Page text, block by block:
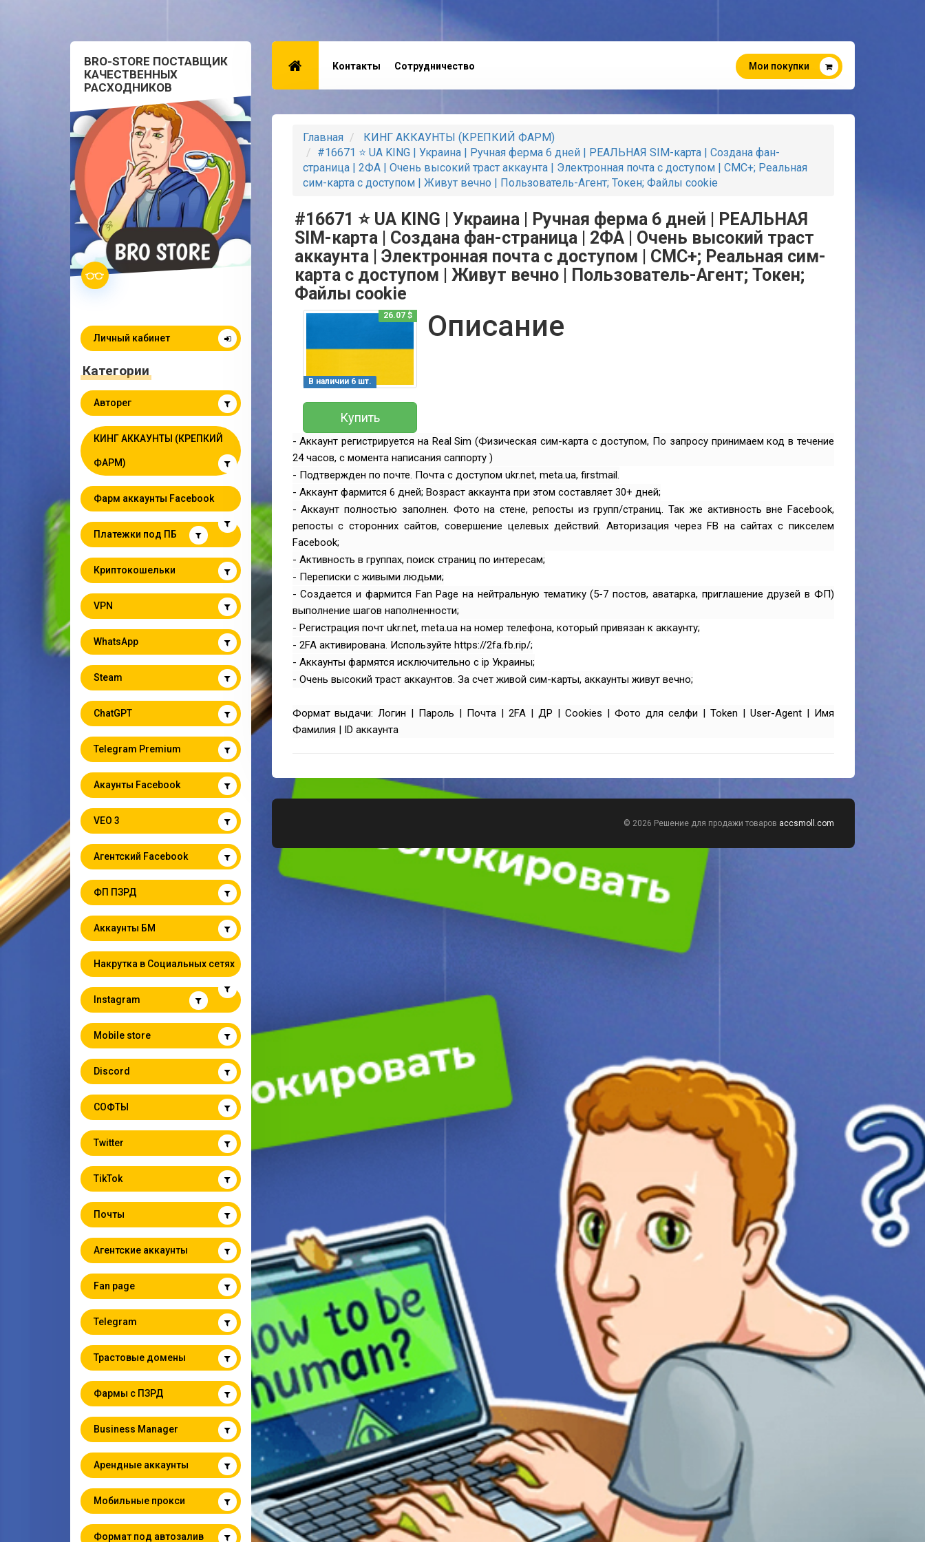
BRO-STORE ПОСТАВЩИК
КАЧЕСТВЕННЫХ
РАСХОДНИКОВ
Личный кабинет
Категории
Авторег
КИНГ АККАУНТЫ (КРЕПКИЙ
ФАРМ)
Фарм аккаунты Facebook
Платежки под ПБ
Криптокошельки
VPN
WhatsApp
Steam
ChatGPT
Telegram Premium
Акаунты Facebook
VEO 3
Агентский Facebook
ФП ПЗРД
Аккаунты БМ
Накрутка в Социальных сетях
Instagram
Mobile store
Discord
СОФТЫ
Twitter
TikTok
Почты
Агентские аккаунты
Fan page
Telegram
Трастовые домены
Фармы с ПЗРД
Business Manager
Арендные аккаунты
Мобильные прокси
Формат под автозалив
Контакты Сотрудничество Мои покупки
Главная
КИНГ АККАУНТЫ (КРЕПКИЙ ФАРМ)
#16671 ⭐️ UA KING | Украина | Ручная ферма 6 дней | РЕАЛЬНАЯ SIM-карта | Создана фан-
страница | 2ФА | Очень высокий траст аккаунта | Электронная почта с доступом | СМС+; Реальная
сим-карта с доступом | Живут вечно | Пользователь-Агент; Токен; Файлы cookie
#16671 ⭐️ UA KING | Украина | Ручная ферма 6 дней | РЕАЛЬНАЯ
SIM-карта | Создана фан-страница | 2ФА | Очень высокий траст
аккаунта | Электронная почта с доступом | СМС+; Реальная сим-
карта с доступом | Живут вечно | Пользователь-Агент; Токен;
Файлы cookie
В наличии 6 шт.
26.07 $
Купить
Описание
- Аккаунт регистрируется на Real Sim (Физическая сим-карта с доступом, По запросу принимаем код в течение
24 часов, с момента написания саппорту )
- Подтвержден по почте. Почта с доступом ukr.net, meta.ua, firstmail.
- Аккаунт фармится 6 дней; Возраст аккаунта при этом составляет 30+ дней;
- Аккаунт полностью заполнен. Фото на стене, репосты из групп/страниц. Так же активность вне Facebook,
репосты с сторонних сайтов, совершение целевых действий. Авторизация через FB на сайтах с пикселем
Facebook;
- Активность в группах, поиск страниц по интересам;
- Переписки с живыми людьми;
- Создается и фармится Fan Page на нейтральную тематику (5-7 постов, аватарка, приглашение друзей в ФП)
выполнение шагов наполненности;
- Регистрация почт ukr.net, meta.ua на номер телефона, который привязан к аккаунту;
- 2FA активирована. Используйте https://2fa.fb.rip/;
- Аккаунты фармятся исключительно с ip Украины;
- Очень высокий траст аккаунтов. За счет живой сим-карты, аккаунты живут вечно;
Формат выдачи: Логин | Пароль | Почта | 2FA | ДР | Cookies | Фото для селфи | Token | User-Agent | Имя
Фамилия | ID аккаунта
© 2026 Решение для продажи товаров accsmoll.com
Сумма к оплате (без скидок)